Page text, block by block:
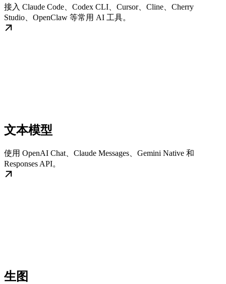
接入 Claude Code、Codex CLI、Cursor、Cline、Cherry
Studio、OpenClaw 等常用 AI 工具。
文本模型
使用 OpenAI Chat、Claude Messages、Gemini Native 和
Responses API。
生图